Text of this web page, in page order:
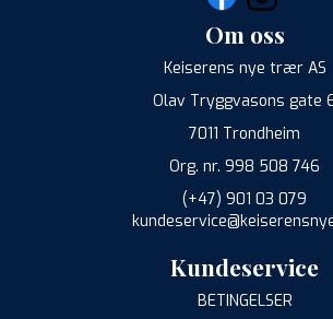
Om oss
Keiserens nye trær AS
Olav Tryggvasons gate
7011 Trondheim
Org. nr. 998 508 746
(+47) 901 03 079
Kundeservice
BETINGELSER